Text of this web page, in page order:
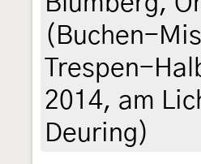
(Buchen-
Trespen-
2014, am
Deuring)